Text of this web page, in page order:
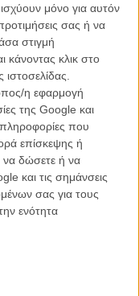
μόνο για αυτόν
σας ή να
στιγμή
κάνοντας κλικ στο
η εφαρμογή
της Google και
πληροφορίες που
επίσκεψης ή
να δώσετε ή να
και τις σημάνσεις
σας για τους
ενότητα
το «Α Hijacking»
το αγριεμένο